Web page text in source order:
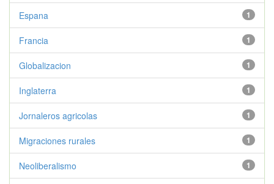
1
Espana
1
Francia
1
Globalizacion
1
Inglaterra
1
Jornaleros agricolas
1
Migraciones rurales
1
Neoliberalismo